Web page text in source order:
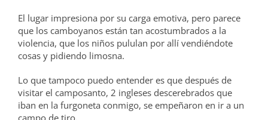
El lugar impresiona por su carga emotiva, pero parece
que los camboyanos están tan acostumbrados a la
violencia, que los niños pululan por allí vendiéndote
cosas y pidiendo limosna.
Lo que tampoco puedo entender es que después de
visitar el camposanto, 2 ingleses descerebrados que
iban en la furgoneta conmigo, se empeñaron en ir a un
campo de tiro.